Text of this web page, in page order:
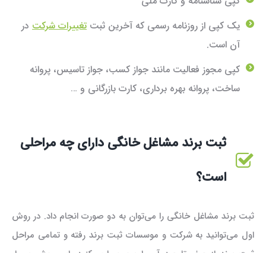
یک کپی از روزنامه رسمی که آخرین ثبت تغییرات شرکت در
آن است.
کپی مجوز فعالیت مانند جواز کسب، جواز تاسیس، پروانه
ساخت، پروانه بهره برداری، کارت بازرگانی و …
ثبت برند مشاغل خانگی دارای چه مراحلی
است؟
ثبت برند مشاغل خانگی را می‌توان به دو صورت انجام داد. در روش
اول می‌توانید به شرکت و موسسات ثبت برند رفته و تمامی مراحل